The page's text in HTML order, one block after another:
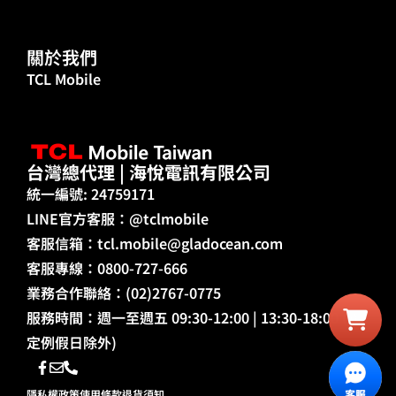
台灣總代理 | 海悅電訊有限公司
統一編號: 24759171
LINE官方客服：@tclmobile
客服信箱： tcl.mobile@gladocean.com
客服專線：0800-727-666
業務合作聯絡：(02)2767-0775
服務時間：週一至週五 09:30-12:00 | 13:30-18:00 (國
定例假日除外)
關於我們
TCL Mobile